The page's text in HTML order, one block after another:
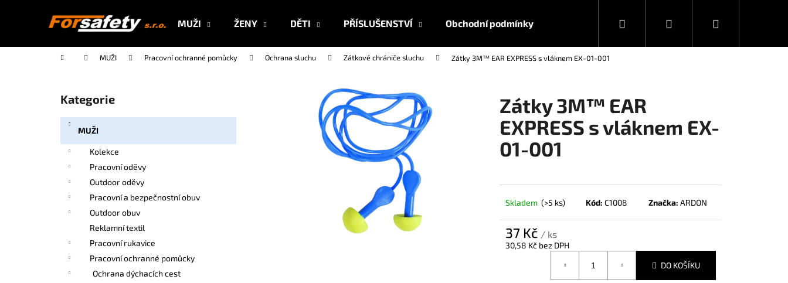
MUŽI ŽENY DĚTI PŘÍSLUŠENSTVÍ Obchodní podmínky Hledat PřihlášeníNákupní
Domů MUŽI Pracovní ochranné pomůcky Ochrana sluchu Zátkové chrániče sluchu Zátky 3M™ EAR EXPRESS s vláknem EX-01-001
Přeskočit
kategorie
Kategorie
MUŽI
Kolekce
Pracovní oděvy
Outdoor oděvy
Pracovní a bezpečnostní obuv
Outdoor obuv
Reklamní textil
Pracovní rukavice
Pracovní ochranné pomůcky
Ochrana dýchacích cest
Zátky 3M™ EAR
EXPRESS s vláknem EX-
01-001
Skladem (>5 ks) Kód: C1008 Značka: ARDON
37 Kč / ks
30,58 Kč bez DPH
DO KOŠÍKU
í
Zpět
do
Zpět
do
Co potřebujete najít?
HLEDAT
Doporučujeme